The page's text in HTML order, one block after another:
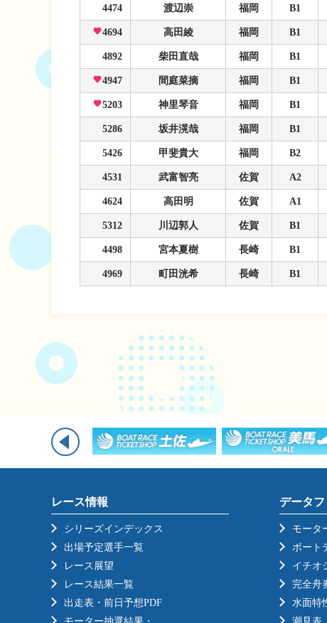
4474 渡辺崇 福岡 B1
4694 高田綾 福岡 B1
4892 柴田直哉 福岡 B1
4947 間庭菜摘 福岡 B1
5203 神里琴音 福岡 B1
5286 坂井滉哉 福岡 B1
5426 甲斐貴大 福岡 B2
4531 武富智亮 佐賀 A2
4624 高田明 佐賀 A1
5312 川辺郭人 佐賀 B1
4498 宮本夏樹 長崎 B1
4969 町田洸希 長崎 B1
レース情報
シリーズインデックス
出場予定選手一覧
レース展望
レース結果一覧
出走表・前日予想PDF
データ
モータ
ボート
イチオ
完全舟
水面特